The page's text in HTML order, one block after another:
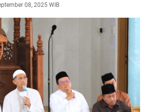
08, 2025 WIB